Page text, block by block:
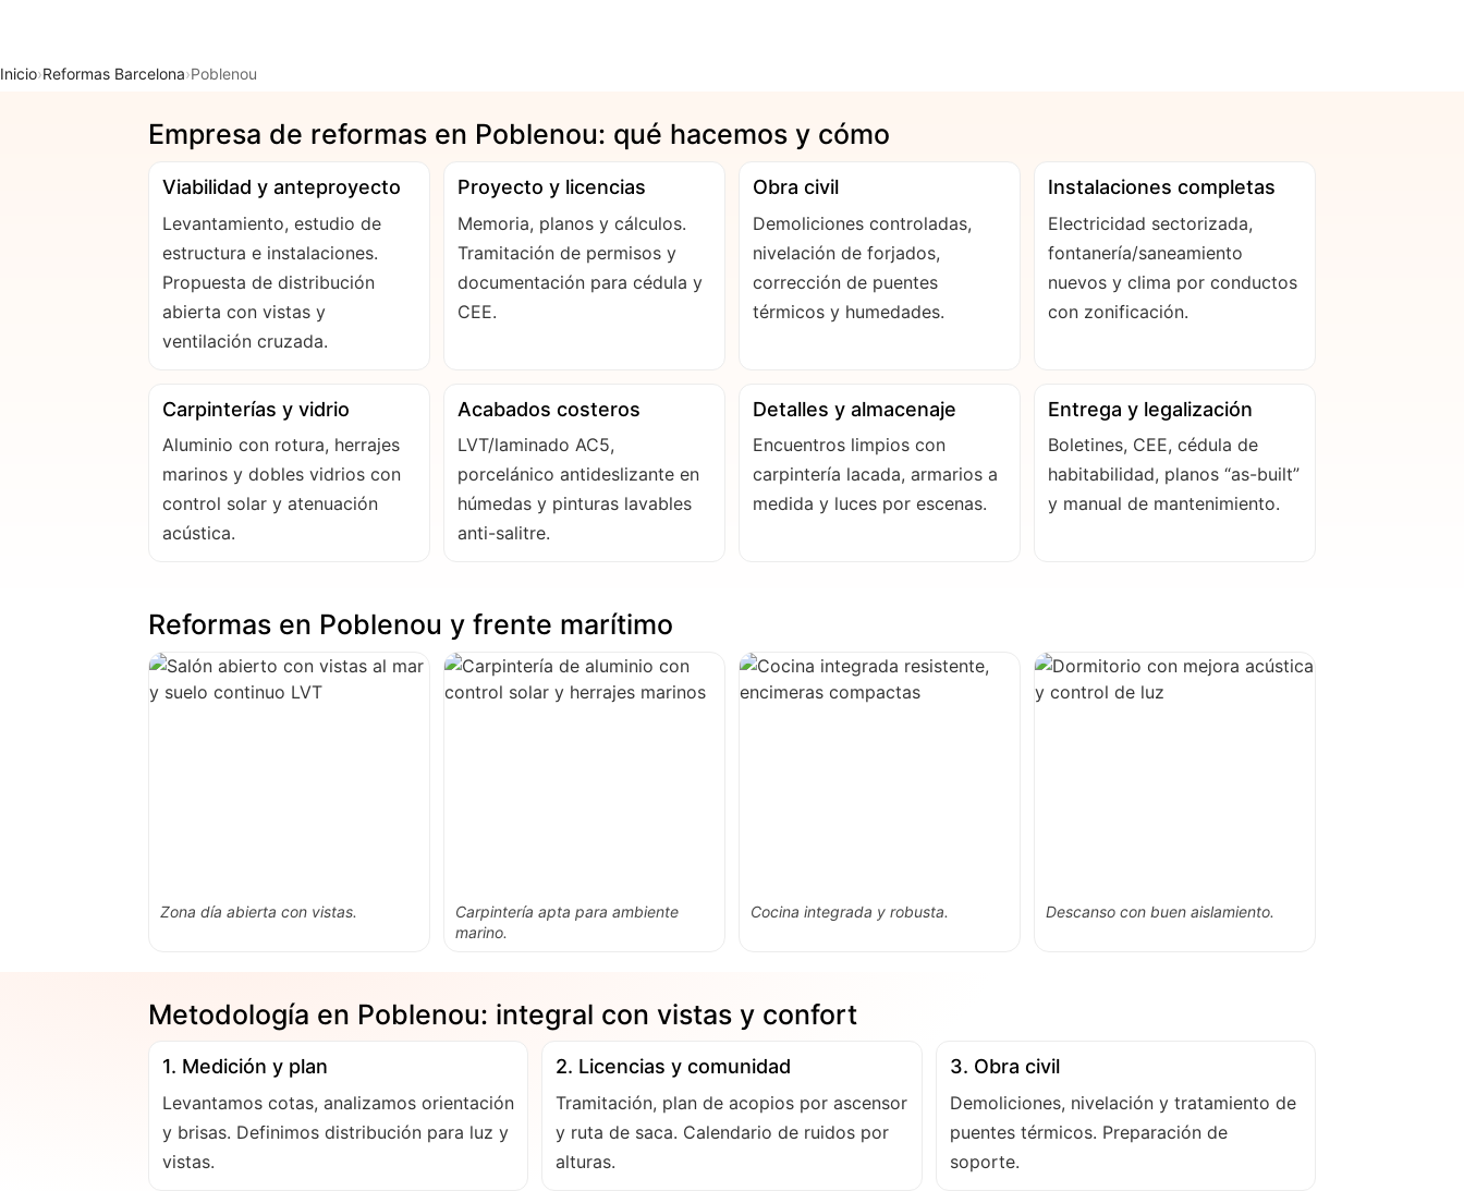
Inicio Reformas Barcelona Poblenou
Empresa de reformas en Poblenou: qué hacemos y cómo
Viabilidad y anteproyecto
Levantamiento, estudio de
estructura e instalaciones.
Propuesta de distribución
abierta con vistas y
ventilación cruzada.
Proyecto y licencias
Memoria, planos y cálculos.
Tramitación de permisos y
documentación para cédula y
CEE.
Obra civil
Demoliciones controladas,
nivelación de forjados,
corrección de puentes
térmicos y humedades.
Instalaciones completas
Electricidad sectorizada,
fontanería/saneamiento
nuevos y clima por conductos
con zonificación.
Carpinterías y vidrio
Aluminio con rotura, herrajes
marinos y dobles vidrios con
control solar y atenuación
acústica.
Acabados costeros
LVT/laminado AC5,
porcelánico antideslizante en
húmedas y pinturas lavables
anti-salitre.
Detalles y almacenaje
Encuentros limpios con
carpintería lacada, armarios a
medida y luces por escenas.
Entrega y legalización
Boletines, CEE, cédula de
habitabilidad, planos “as-built”
y manual de mantenimiento.
Reformas en Poblenou y frente marítimo
Zona día abierta con vistas.
Carpintería apta para ambiente
marino.
Cocina integrada y robusta. Descanso con buen aislamiento.
Metodología en Poblenou: integral con vistas y confort
1. Medición y plan
Levantamos cotas, analizamos orientación
y brisas. Definimos distribución para luz y
vistas.
2. Licencias y comunidad
Tramitación, plan de acopios por ascensor
y ruta de saca. Calendario de ruidos por
alturas.
3. Obra civil
Demoliciones, nivelación y tratamiento de
puentes térmicos. Preparación de
soporte.